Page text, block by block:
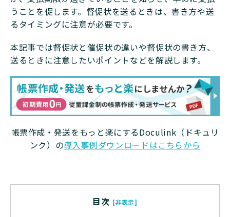
うことを促します。督促状を送るときは、書き方や送
るタイミングに注意が必要です。
本記事では督促状と催促状の違いや督促状の書き方、
送るときに注意したいポイントなどを解説します。
帳票作成・発送をもっと楽にするDoculink（ドキュリ
ンク）の導入事例ダウンロードはこちらから
目次 [非表示]